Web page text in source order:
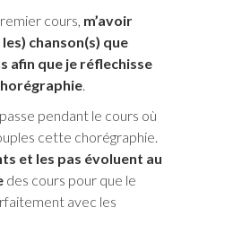
cours, m’avoir
chanson(s) que
afin que je réflechisse
.
pendant le cours où
cette chorégraphie.
et les pas évoluent au
des cours pour que le
avec les